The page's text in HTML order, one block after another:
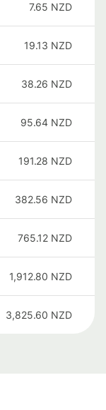
7.65 NZD
19.13 NZD
38.26 NZD
95.64 NZD
191.28 NZD
382.56 NZD
765.12 NZD
1,912.80 NZD
3,825.60 NZD